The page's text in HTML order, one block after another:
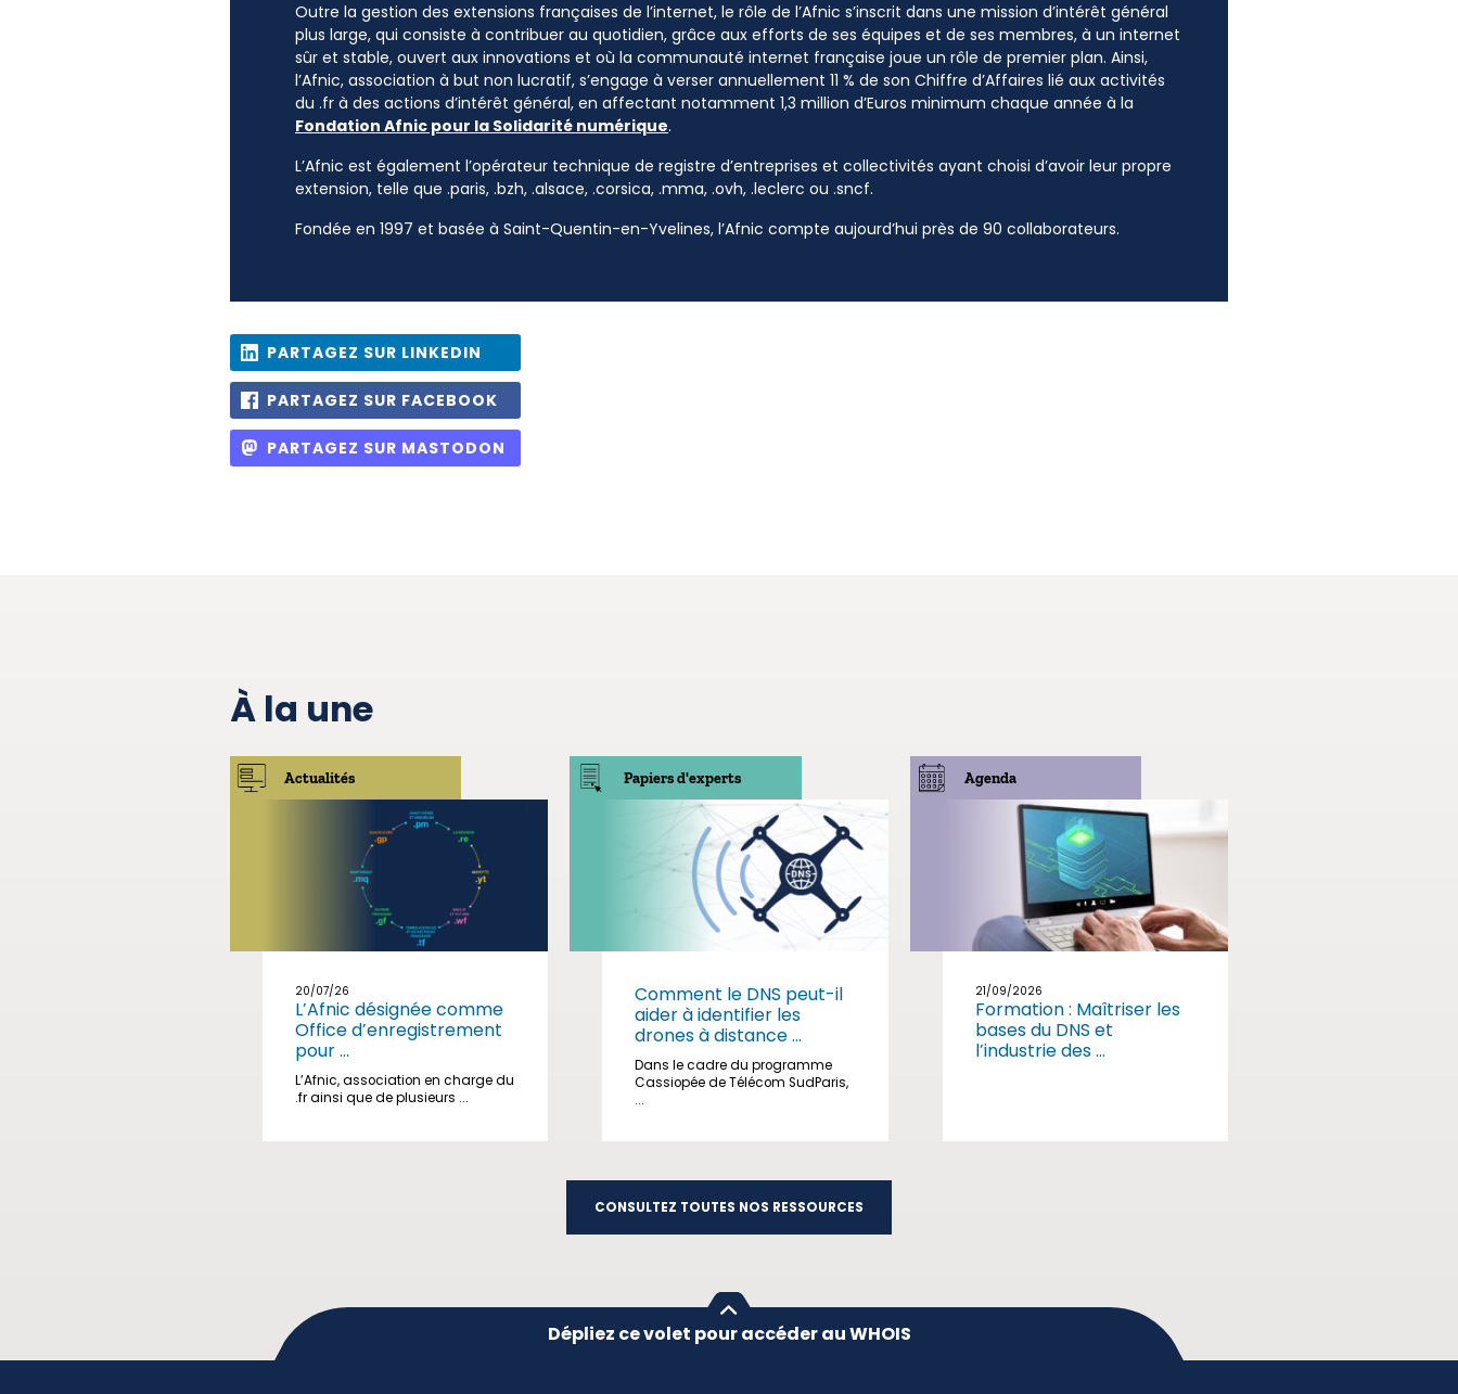
Outre la gestion des extensions françaises de l’internet, le rôle de l’Afnic s’inscrit dans une mission d’intérêt général
plus large, qui consiste à contribuer au quotidien, grâce aux efforts de ses équipes et de ses membres, à un internet
sûr et stable, ouvert aux innovations et où la communauté internet française joue un rôle de premier plan. Ainsi,
l’Afnic, association à but non lucratif, s’engage à verser annuellement 11 % de son Chiffre d’Affaires lié aux activités
du .fr à des actions d’intérêt général, en affectant notamment 1,3 million d’Euros minimum chaque année à la
Fondation Afnic pour la Solidarité numérique.
L’Afnic est également l’opérateur technique de registre d’entreprises et collectivités ayant choisi d’avoir leur propre
extension, telle que .paris, .bzh, .alsace, .corsica, .mma, .ovh, .leclerc ou .sncf.
Fondée en 1997 et basée à Saint-Quentin-en-Yvelines, l’Afnic compte aujourd’hui près de 90 collaborateurs.
PARTAGEZ SUR LINKEDIN
PARTAGEZ SUR FACEBOOK
PARTAGEZ SUR MASTODON
À la une
Actualités
20/07/26
L’Afnic désignée comme
Office d’enregistrement
pour ...
L’Afnic, association en charge du
.fr ainsi que de plusieurs ...
Papiers d'experts
Comment le DNS peut-il
aider à identifier les
drones à distance ...
Dans le cadre du programme
Cassiopée de Télécom SudParis,
...
Agenda
21/09/2026
Formation : Maîtriser les
bases du DNS et
l’industrie des ...
CONSULTEZ TOUTES NOS RESSOURCES
Dépliez ce volet pour accéder au WHOIS